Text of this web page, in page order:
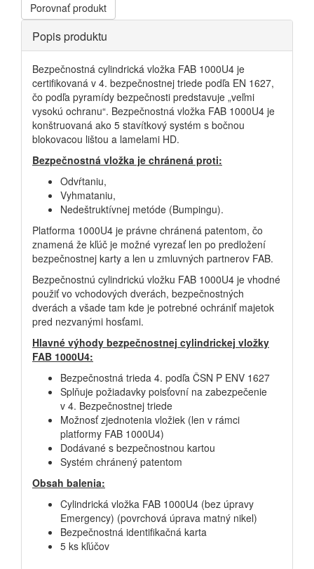
Porovnať produkt
Horizontal
Tabs
Popis produktu
Bezpečnostná cylindrická vložka FAB 1000U4 je
certifikovaná v 4. bezpečnostnej triede podľa EN 1627,
čo podľa pyramídy bezpečnosti predstavuje „veľmi
vysokú ochranu“. Bezpečnostná vložka FAB 1000U4 je
konštruovaná ako 5 stavítkový systém s bočnou
blokovacou lištou a lamelami HD.
Bezpečnostná vložka je chránená proti:
Odvŕtaniu,
Vyhmataniu,
Nedeštruktívnej metóde (Bumpingu).
Platforma 1000U4 je právne chránená patentom, čo
znamená že kľúč je možné vyrezať len po predložení
bezpečnostnej karty a len u zmluvných partnerov FAB.
Bezpečnostnú cylindrickú vložku FAB 1000U4 je vhodné
použiť vo vchodových dverách, bezpečnostných
dverách a všade tam kde je potrebné ochrániť majetok
pred nezvanými hosťami.
Hlavné výhody bezpečnostnej cylindrickej vložky
FAB 1000U4:
Bezpečnostná trieda 4. podľa ČSN P ENV 1627
Splňuje požiadavky poisťovní na zabezpečenie
v 4. Bezpečnostnej triede
Možnosť zjednotenia vložiek (len v rámci
platformy FAB 1000U4)
Dodávané s bezpečnostnou kartou
Systém chránený patentom
Obsah balenia:
Cylindrická vložka FAB 1000U4 (bez úpravy
Emergency) (povrchová úprava matný nikel)
Bezpečnostná identifikačná karta
5 ks kľúčov